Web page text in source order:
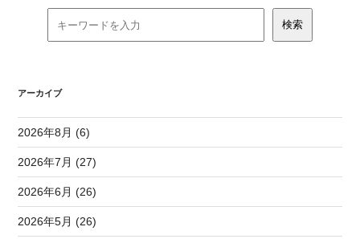
アーカイブ
2026年8月 (6)
2026年7月 (27)
2026年6月 (26)
2026年5月 (26)